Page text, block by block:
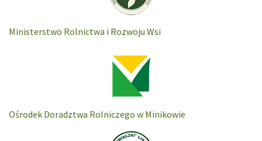
Ministerstwo Rolnictwa i Rozwoju Wsi
Ośrodek Doradztwa Rolniczego w Minikowie